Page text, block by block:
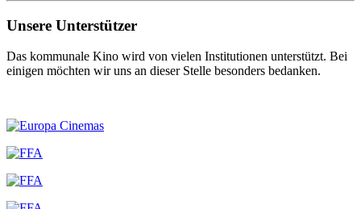
Unsere Unterstützer
Das kommunale Kino wird von vielen Institutionen unterstützt. Bei
einigen möchten wir uns an dieser Stelle besonders bedanken.